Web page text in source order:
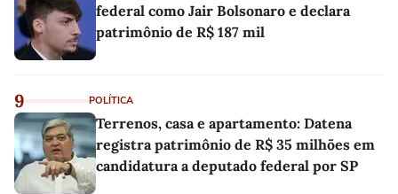
federal como Jair Bolsonaro e declara
patrimônio de R$ 187 mil
9 POLÍTICA
Terrenos, casa e apartamento: Datena
registra patrimônio de R$ 35 milhões em
candidatura a deputado federal por SP